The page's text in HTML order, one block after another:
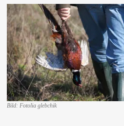
Bild: Fotolia glebchik